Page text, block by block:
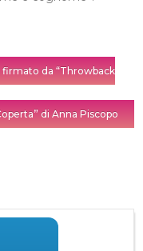
da “Throwback
di Anna Piscopo